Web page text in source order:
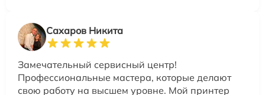
Сахаров Никита
Замечательный сервисный центр!
Профессиональные мастера, которые делают
свою работу на высшем уровне. Мой принтер